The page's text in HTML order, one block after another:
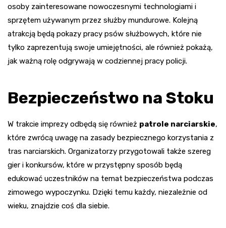
osoby zainteresowane nowoczesnymi technologiami i
sprzętem używanym przez służby mundurowe. Kolejną
atrakcją będą pokazy pracy psów służbowych, które nie
tylko zaprezentują swoje umiejętności, ale również pokażą,
jak ważną rolę odgrywają w codziennej pracy policji.
Bezpieczeństwo na Stoku
W trakcie imprezy odbędą się również patrole narciarskie,
które zwrócą uwagę na zasady bezpiecznego korzystania z
tras narciarskich. Organizatorzy przygotowali także szereg
gier i konkursów, które w przystępny sposób będą
edukować uczestników na temat bezpieczeństwa podczas
zimowego wypoczynku. Dzięki temu każdy, niezależnie od
wieku, znajdzie coś dla siebie.